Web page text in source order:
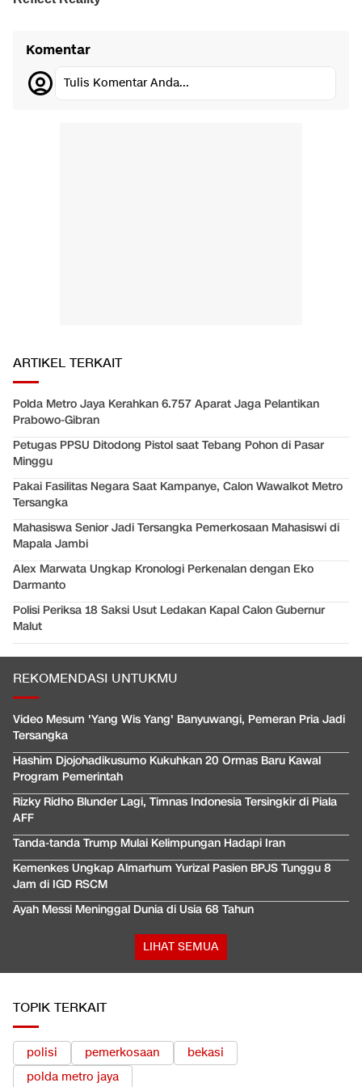
Komentar
Tulis Komentar Anda...
ARTIKEL TERKAIT
Polda Metro Jaya Kerahkan 6.757 Aparat Jaga Pelantikan
Prabowo-Gibran
Petugas PPSU Ditodong Pistol saat Tebang Pohon di Pasar
Minggu
Pakai Fasilitas Negara Saat Kampanye, Calon Wawalkot Metro
Tersangka
Mahasiswa Senior Jadi Tersangka Pemerkosaan Mahasiswi di
Mapala Jambi
Alex Marwata Ungkap Kronologi Perkenalan dengan Eko
Darmanto
Polisi Periksa 18 Saksi Usut Ledakan Kapal Calon Gubernur
Malut
REKOMENDASI UNTUKMU
Video Mesum 'Yang Wis Yang' Banyuwangi, Pemeran Pria Jadi
Tersangka
Hashim Djojohadikusumo Kukuhkan 20 Ormas Baru Kawal
Program Pemerintah
Rizky Ridho Blunder Lagi, Timnas Indonesia Tersingkir di Piala
AFF
Tanda-tanda Trump Mulai Kelimpungan Hadapi Iran
Kemenkes Ungkap Almarhum Yurizal Pasien BPJS Tunggu 8
Jam di IGD RSCM
Ayah Messi Meninggal Dunia di Usia 68 Tahun
LIHAT SEMUA
TOPIK TERKAIT
polisi pemerkosaan
bekasi
polda metro jaya